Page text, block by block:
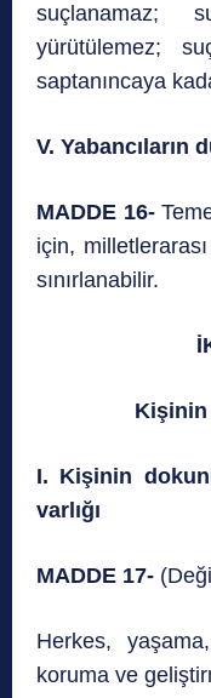
suçlanamaz;
yürütülemez;
saptanıncaya
V. Yabancıların
MADDE 16-
için,
sınırlanabilir.
Kişinin
I. Kişinin
varlığı
MADDE 17-
Herkes,
koruma ve